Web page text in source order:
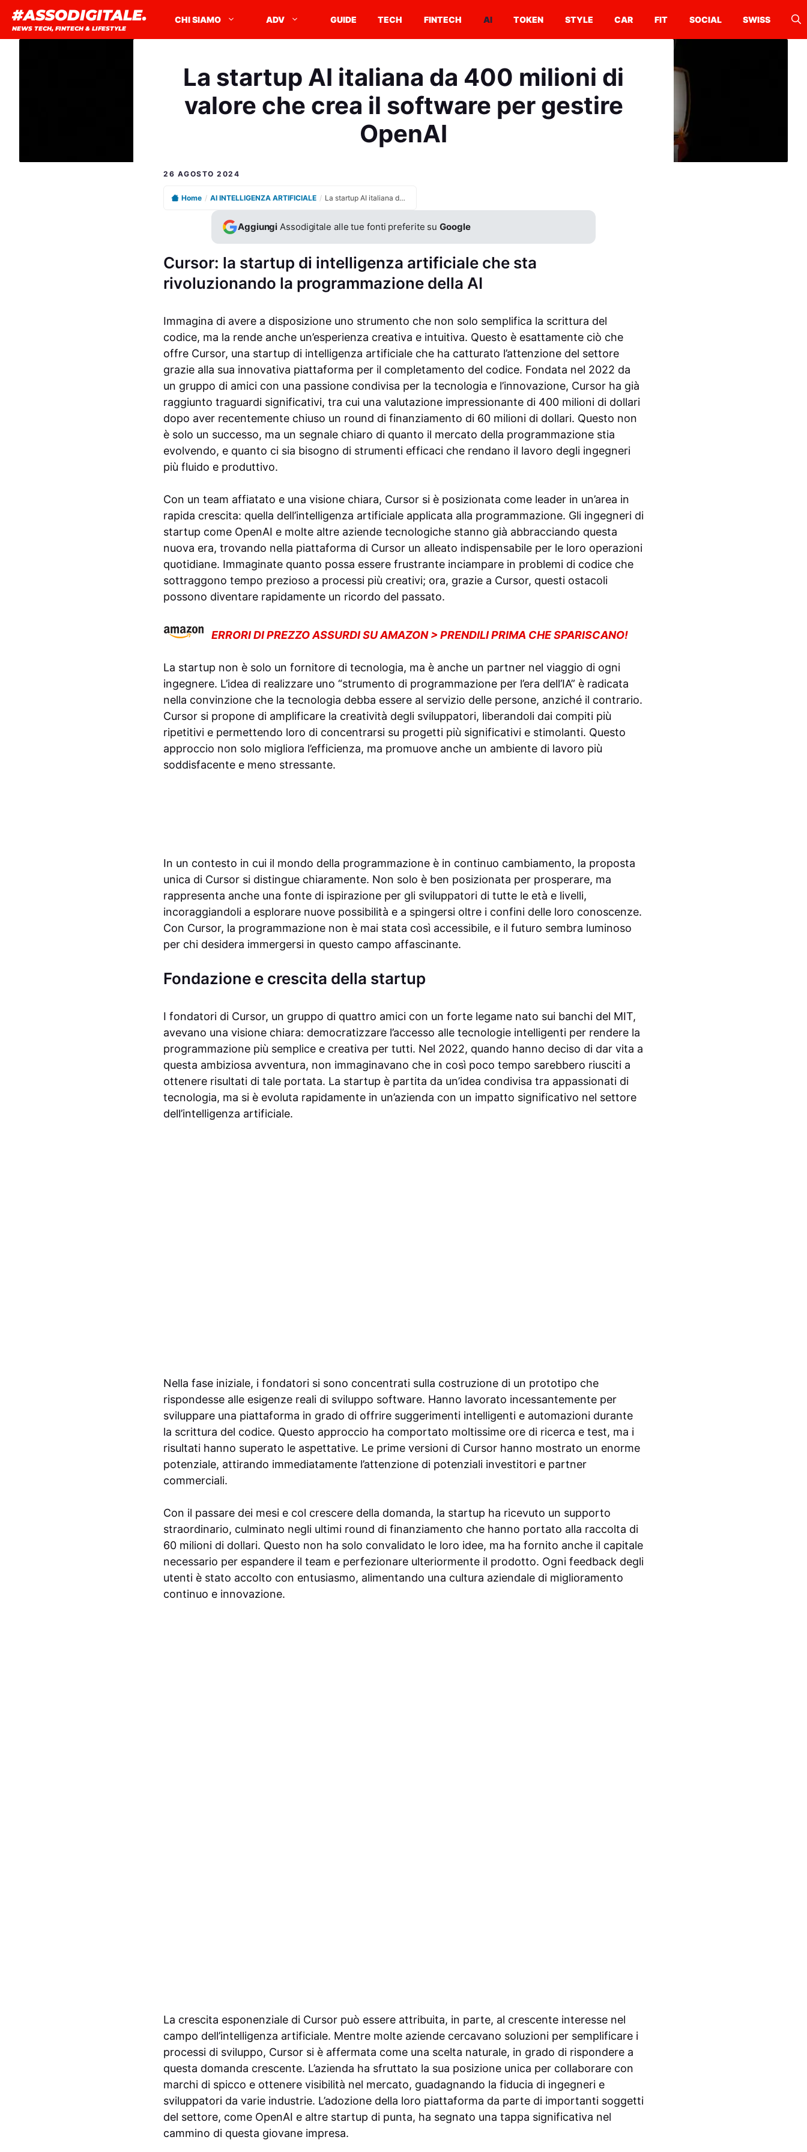
contenuto
#ASSODIGITALE.
NEWS TECH, FINTECH & LIFESTYLE
CHI SIAMO ADV GUIDE TECH FINTECH AI TOKEN STYLE CAR FIT SOCIAL SWISS
La startup AI italiana da 400 milioni di
valore che crea il software per gestire
OpenAI
26 AGOSTO 2024
Home / AI INTELLIGENZA ARTIFICIALE / La startup AI italiana da 400 milioni di valore che crea il software per gestire OpenAI
Aggiungi Assodigitale alle tue fonti preferite suGoogle
Cursor: la startup di intelligenza artificiale che sta
rivoluzionando la programmazione della AI
Immagina di avere a disposizione uno strumento che non solo semplifica la scrittura del
codice, ma la rende anche un’esperienza creativa e intuitiva. Questo è esattamente ciò che
offre Cursor, una startup di intelligenza artificiale che ha catturato l’attenzione del settore
grazie alla sua innovativa piattaforma per il completamento del codice. Fondata nel 2022 da
un gruppo di amici con una passione condivisa per la tecnologia e l’innovazione, Cursor ha già
raggiunto traguardi significativi, tra cui una valutazione impressionante di 400 milioni di dollari
dopo aver recentemente chiuso un round di finanziamento di 60 milioni di dollari. Questo non
è solo un successo, ma un segnale chiaro di quanto il mercato della programmazione stia
evolvendo, e quanto ci sia bisogno di strumenti efficaci che rendano il lavoro degli ingegneri
più fluido e produttivo.
Con un team affiatato e una visione chiara, Cursor si è posizionata come leader in un’area in
rapida crescita: quella dell’intelligenza artificiale applicata alla programmazione. Gli ingegneri di
startup come OpenAI e molte altre aziende tecnologiche stanno già abbracciando questa
nuova era, trovando nella piattaforma di Cursor un alleato indispensabile per le loro operazioni
quotidiane. Immaginate quanto possa essere frustrante inciampare in problemi di codice che
sottraggono tempo prezioso a processi più creativi; ora, grazie a Cursor, questi ostacoli
possono diventare rapidamente un ricordo del passato.
ERRORI DI PREZZO ASSURDI SU AMAZON > PRENDILI PRIMA CHE SPARISCANO!
La startup non è solo un fornitore di tecnologia, ma è anche un partner nel viaggio di ogni
ingegnere. L’idea di realizzare uno “strumento di programmazione per l’era dell’IA” è radicata
nella convinzione che la tecnologia debba essere al servizio delle persone, anziché il contrario.
Cursor si propone di amplificare la creatività degli sviluppatori, liberandoli dai compiti più
ripetitivi e permettendo loro di concentrarsi su progetti più significativi e stimolanti. Questo
approccio non solo migliora l’efficienza, ma promuove anche un ambiente di lavoro più
soddisfacente e meno stressante.
In un contesto in cui il mondo della programmazione è in continuo cambiamento, la proposta
unica di Cursor si distingue chiaramente. Non solo è ben posizionata per prosperare, ma
rappresenta anche una fonte di ispirazione per gli sviluppatori di tutte le età e livelli,
incoraggiandoli a esplorare nuove possibilità e a spingersi oltre i confini delle loro conoscenze.
Con Cursor, la programmazione non è mai stata così accessibile, e il futuro sembra luminoso
per chi desidera immergersi in questo campo affascinante.
Fondazione e crescita della startup
I fondatori di Cursor, un gruppo di quattro amici con un forte legame nato sui banchi del MIT,
avevano una visione chiara: democratizzare l’accesso alle tecnologie intelligenti per rendere la
programmazione più semplice e creativa per tutti. Nel 2022, quando hanno deciso di dar vita a
questa ambiziosa avventura, non immaginavano che in così poco tempo sarebbero riusciti a
ottenere risultati di tale portata. La startup è partita da un’idea condivisa tra appassionati di
tecnologia, ma si è evoluta rapidamente in un’azienda con un impatto significativo nel settore
dell’intelligenza artificiale.
Nella fase iniziale, i fondatori si sono concentrati sulla costruzione di un prototipo che
rispondesse alle esigenze reali di sviluppo software. Hanno lavorato incessantemente per
sviluppare una piattaforma in grado di offrire suggerimenti intelligenti e automazioni durante
la scrittura del codice. Questo approccio ha comportato moltissime ore di ricerca e test, ma i
risultati hanno superato le aspettative. Le prime versioni di Cursor hanno mostrato un enorme
potenziale, attirando immediatamente l’attenzione di potenziali investitori e partner
commerciali.
Con il passare dei mesi e col crescere della domanda, la startup ha ricevuto un supporto
straordinario, culminato negli ultimi round di finanziamento che hanno portato alla raccolta di
60 milioni di dollari. Questo non ha solo convalidato le loro idee, ma ha fornito anche il capitale
necessario per espandere il team e perfezionare ulteriormente il prodotto. Ogni feedback degli
utenti è stato accolto con entusiasmo, alimentando una cultura aziendale di miglioramento
continuo e innovazione.
La crescita esponenziale di Cursor può essere attribuita, in parte, al crescente interesse nel
campo dell’intelligenza artificiale. Mentre molte aziende cercavano soluzioni per semplificare i
processi di sviluppo, Cursor si è affermata come una scelta naturale, in grado di rispondere a
questa domanda crescente. L’azienda ha sfruttato la sua posizione unica per collaborare con
marchi di spicco e ottenere visibilità nel mercato, guadagnando la fiducia di ingegneri e
sviluppatori da varie industrie. L’adozione della loro piattaforma da parte di importanti soggetti
del settore, come OpenAI e altre startup di punta, ha segnato una tappa significativa nel
cammino di questa giovane impresa.